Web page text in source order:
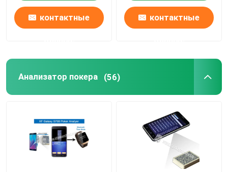
контактные контактные
Анализатор покера (56)